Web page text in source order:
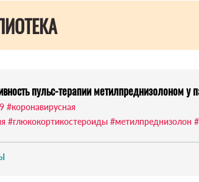
пульс-терапии метилпреднизолоном у
#коронавирусная
#глюкокортикостероиды #метилпреднизолон